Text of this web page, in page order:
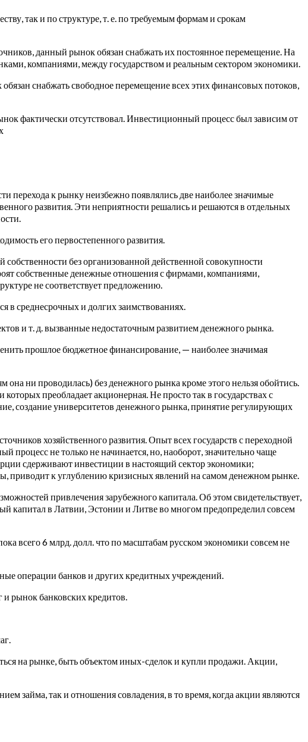
так и по структуре, т. е. по требуемым формам и срокам
данный рынок обязан снабжать их постоянное перемещение. На
компаниями, между государством и реальным сектором экономики.
снабжать свободное перемещение всех этих финансовых потоков,
фактически отсутствовал. Инвестиционный процесс был зависим от
перехода к рынку неизбежно появлялись две наиболее значимые
развития. Эти неприятности решались и решаются в отдельных
его первостепенного развития.
без организованной действенной совокупности
собственные денежные отношения с фирмами, компаниями,
не соответствует предложению.
в среднесрочных и долгих заимствованиях.
и т. д. вызванные недостаточным развитием денежного рынка.
прошлое бюджетное финансирование, — наиболее значимая
ни проводилась) без денежного рынка кроме этого нельзя обойтись.
преобладает акционерная. Не просто так в государствах с
создание университетов денежного рынка, принятие регулирующих
хозяйственного развития. Опыт всех государств с переходной
процесс не только не начинается, но, наоборот, значительно чаще
сдерживают инвестиции в настоящий сектор экономики;
приводит к углублению кризисных явлений на самом денежном рынке.
привлечения зарубежного капитала. Об этом свидетельствует,
капитал в Латвии, Эстонии и Литве во многом предопределил совсем
всего 6 млрд. долл. что по масштабам русском экономики совсем не
операции банков и других кредитных учреждений.
рынок банковских кредитов.
на рынке, быть объектом иных-сделок и купли продажи. Акции,
займа, так и отношения совладения, в то время, когда акции являются